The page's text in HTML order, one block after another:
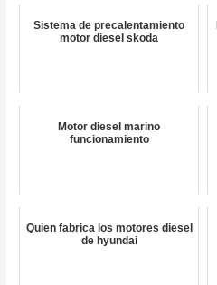
Sistema de precalentamiento
motor diesel skoda
Motor diesel marino
funcionamiento
Quien fabrica los motores diesel
de hyundai